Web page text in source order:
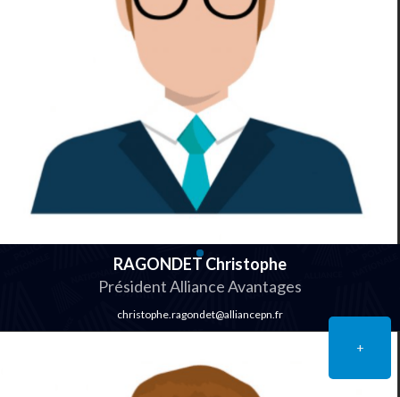
RAGONDET Christophe
Président Alliance Avantages
christophe.ragondet@alliancepn.fr
+